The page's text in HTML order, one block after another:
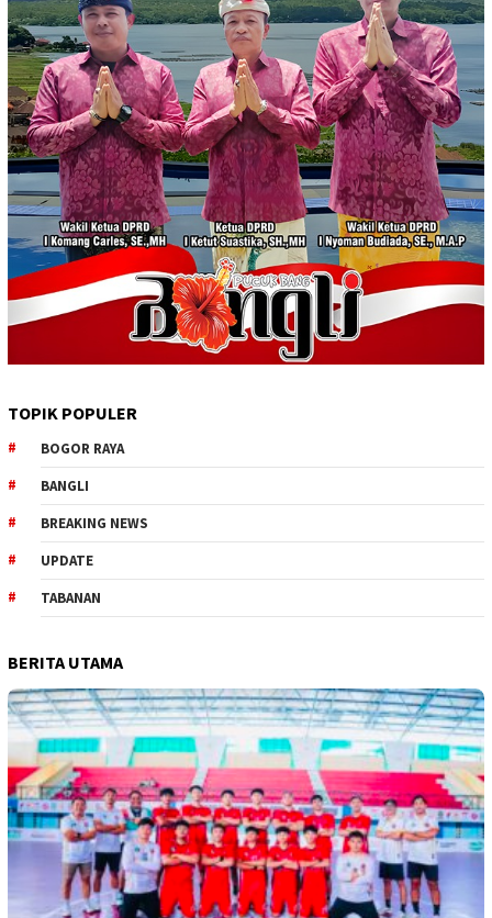
TOPIK POPULER
BOGOR RAYA
BANGLI
BREAKING NEWS
UPDATE
TABANAN
BERITA UTAMA